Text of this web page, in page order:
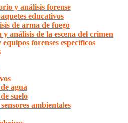
y análisis forense
educativos
de arma de fuego
y análisis de la escena del crimen
forenses específicos
agua
suelo
ambientales